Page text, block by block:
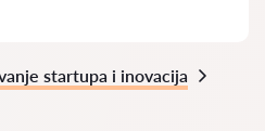
startupa i inovacija